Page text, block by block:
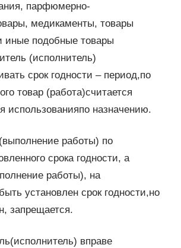
парфюмерно-
медикаменты, товары
иные подобные товары
(исполнитель)
срок годности – период,по
товар (работа)считается
использованияпо назначению.
работы) по
срока годности, а
работы), на
установлен срок годности,но
запрещается.
вправе